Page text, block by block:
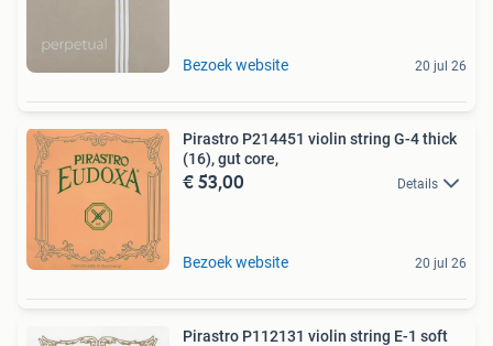
Bezoek website 20 jul 26
Pirastro P214451 violin string G-4 thick
(16), gut core,
€ 53,00 Details
Bezoek website 20 jul 26
Pirastro P112131 violin string E-1 soft